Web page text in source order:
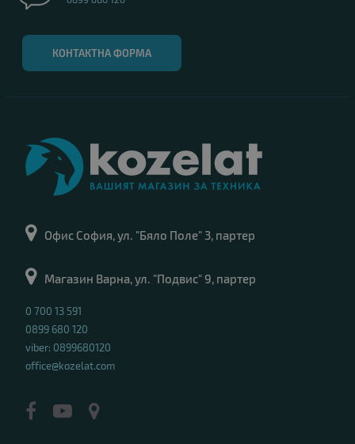
КОНТАКТНА ФОРМА
Офис София, ул. "Бяло Поле" 3, партер
Магазин Варна, ул. "Подвис" 9, партер
0 700 13 591
0899 680 120
viber: 0899680120
office@kozelat.com